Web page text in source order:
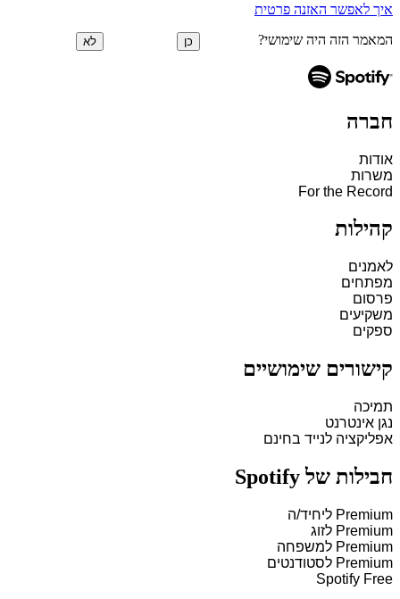
איך לאפשר האזנה פרטית
המאמר הזה היה שימושי? כן לא
חברה
אודות
משרות
For the Record
קהילות
לאמנים
מפתחים
פרסום
משקיעים
ספקים
קישורים שימושיים
תמיכה
נגן אינטרנט
אפליקציה לנייד בחינם
חבילות של Spotify
Premium ליחיד/ה
Premium לזוג
Premium למשפחה
Premium לסטודנטים
Spotify Free